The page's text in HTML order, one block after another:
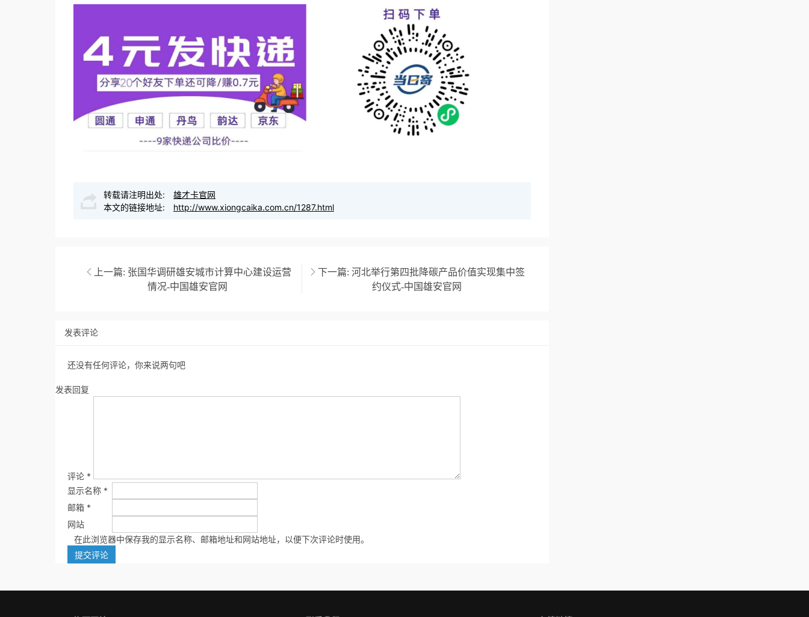
转载请注明出处:
雄才卡官网
本文的链接地址:
http://www.xiongcaika.com.cn/1287.html
上一篇: 张国华调研雄安城市计算中心建设运营
情况-中国雄安官网
下一篇: 河北举行第四批降碳产品价值实现集中签
约仪式-中国雄安官网
发表评论
还没有任何评论，你来说两句吧
发表回复
评论 *
显示名称 *
邮箱 *
网站
在此浏览器中保存我的显示名称、邮箱地址和网站地址，以便下次评论时使用。